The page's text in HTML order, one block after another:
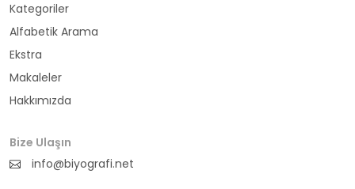
Kategoriler
Alfabetik Arama
Ekstra
Makaleler
Hakkımızda
Bize Ulaşın
info@biyografi.net